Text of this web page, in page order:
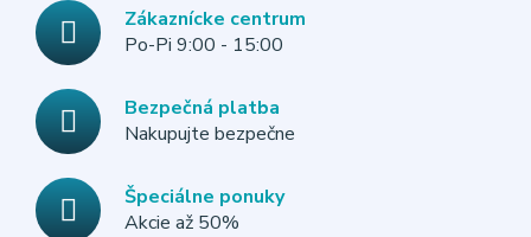
Zákaznícke centrum
Po-Pi 9:00 - 15:00
Bezpečná platba
Nakupujte bezpečne
Špeciálne ponuky
Akcie až 50%